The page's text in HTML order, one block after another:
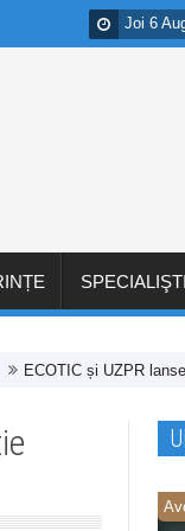
Joi 6
SPECIALIŞTI
și UZPR lansează cea